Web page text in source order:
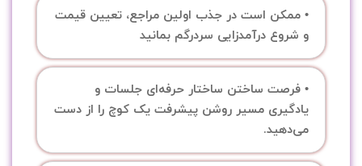
• ممکن است در جذب اولین مراجع، تعیین قیمت
و شروع درآمدزایی سردرگم بمانید
• فرصت ساختن ساختار حرفه‌ای جلسات و
یادگیری مسیر روشن پیشرفت یک کوچ را از دست
می‌دهید.